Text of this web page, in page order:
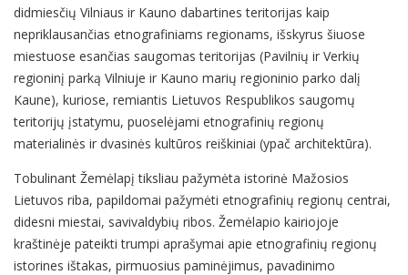
didmiesčių Vilniaus ir Kauno dabartines teritorijas kaip
nepriklausančias etnografiniams regionams, išskyrus šiuose
miestuose esančias saugomas teritorijas (Pavilnių ir Verkių
regioninį parką Vilniuje ir Kauno marių regioninio parko dalį
Kaune), kuriose, remiantis Lietuvos Respublikos saugomų
teritorijų įstatymu, puoselėjami etnografinių regionų
materialinės ir dvasinės kultūros reiškiniai (ypač architektūra).
Tobulinant Žemėlapį tiksliau pažymėta istorinė Mažosios
Lietuvos riba, papildomai pažymėti etnografinių regionų centrai,
didesni miestai, savivaldybių ribos. Žemėlapio kairiojoje
kraštinėje pateikti trumpi aprašymai apie etnografinių regionų
istorines ištakas, pirmuosius paminėjimus, pavadinimo